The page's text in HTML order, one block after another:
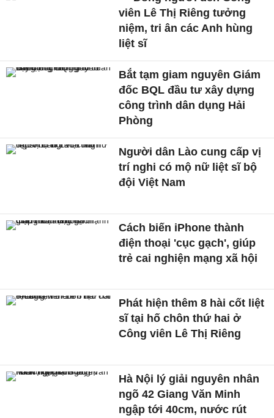
viên Lê Thị Riêng tưởng
niệm, tri ân các Anh hùng
liệt sĩ
Bắt tạm giam nguyên Giám
đốc BQL đầu tư xây dựng
công trình dân dụng Hải
Phòng
Người dân Lào cung cấp vị
trí nghi có mộ nữ liệt sĩ bộ
đội Việt Nam
Cách biến iPhone thành
điện thoại 'cục gạch', giúp
trẻ cai nghiện mạng xã hội
Phát hiện thêm 8 hài cốt liệt
sĩ tại hố chôn thứ hai ở
Công viên Lê Thị Riêng
Hà Nội lý giải nguyên nhân
ngõ 42 Giang Văn Minh
ngập tới 40cm, nước rút